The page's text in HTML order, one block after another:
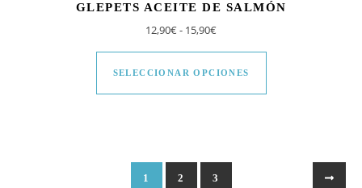
GLEPETS ACEITE DE SALMÓN
12,90€- 15,90€Rango de precios: desde
SELECCIONAR OPCIONES
Este producto
1 2 3